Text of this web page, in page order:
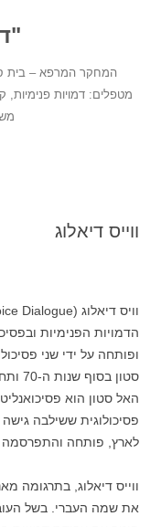
המחקר המרפא – בית
מטפלים: דמויות פנימיות,
ווייס דיאלוג
הדמויות הפנימיות
ופותחה על ידי שני
האל סטון הוא
פסיכולוגית ששילבה
לארץ, פותחה והתפרסמה
את שמה העברי. בשל